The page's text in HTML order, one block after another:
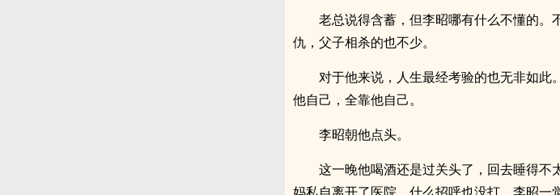
老总说得含蓄，但李昭哪有什么不懂的
仇，父子相杀的也不少。
对于他来说，人生最经考验的也无非如
他自己，全靠他自己。
李昭朝他点头。
这一晚他喝酒还是过关头了，回去睡得